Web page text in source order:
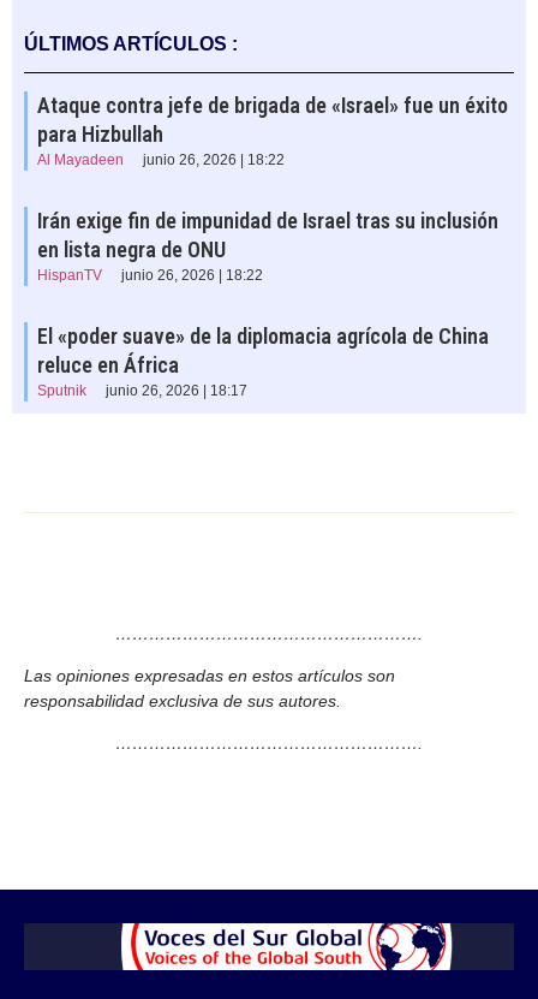
ÚLTIMOS ARTÍCULOS :
Ataque contra jefe de brigada de «Israel» fue un éxito
para Hizbullah
Al Mayadeen junio 26, 2026 | 18:22
Irán exige fin de impunidad de Israel tras su inclusión
en lista negra de ONU
HispanTV junio 26, 2026 | 18:22
El «poder suave» de la diplomacia agrícola de China
reluce en África
Sputnik junio 26, 2026 | 18:17
……………………………………………….
Las opiniones expresadas en estos artículos son
responsabilidad exclusiva de sus autores.
……………………………………………….